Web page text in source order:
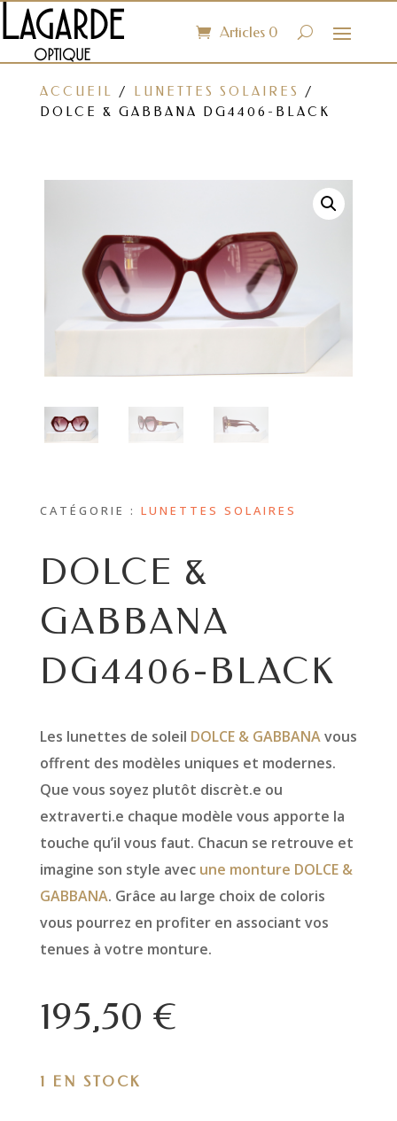
Articles 0
ACCUEIL / LUNETTES SOLAIRES
/
DOLCE & GABBANA DG4406-BLACK
CATÉGORIE : LUNETTES SOLAIRES
DOLCE &
GABBANA
DG4406-BLACK
Les lunettes de soleil DOLCE & GABBANAvous
offrent des modèles uniques et modernes.
Que vous soyez plutôt discrèt.e ou
extraverti.e chaque modèle vous apporte la
touche qu’il vous faut. Chacun se retrouve et
imagine son style avec une monture DOLCE &
GABBANA. Grâce au large choix de coloris
vous pourrez en profiter en associant vos
tenues à votre monture.
195,50 €
1 EN STOCK